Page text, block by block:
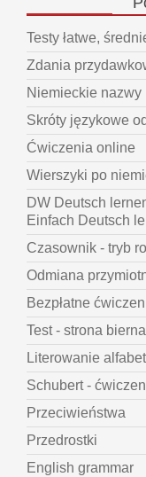
Testy łatwe,
Zdania
Niemieckie
Skróty językowe
Ćwiczenia online
Wierszyki po
DW Deutsch
Einfach Deutsch
Czasownik - tryb
Odmiana
Bezpłatne
Test - strona bierna
Literowanie
Schubert -
Przeciwieństwa
Przedrostki
English grammar